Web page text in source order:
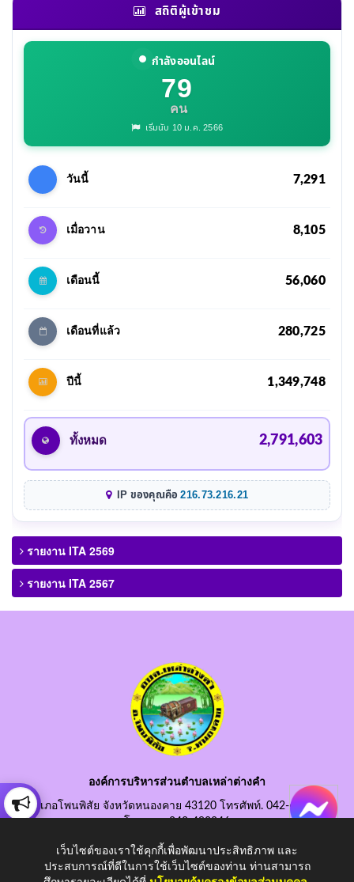
สถิติผู้เข้าชม
กำลังออนไลน์
79
คน
เริ่มนับ 10 ม.ค. 2566
วันนี้ 7,291
เมื่อวาน 8,105
เดือนนี้ 56,060
เดือนที่แล้ว 280,725
ปีนี้ 1,349,748
ทั้งหมด 2,791,603
IP ของคุณคือ216.73.216.21
รายงาน ITA 2569
รายงาน ITA 2567
องค์การบริหารส่วนตำบลเหล่าต่างคำ
อำเภอโพนพิสัย จังหวัดหนองคาย 43120 โทรศัพท์. 042-490845
โทรสาร. 042-490846
อีเมลกลาง. saraban@laotangkham.go.th
เว็บไซต์ของเราใช้คุกกี้เพื่อพัฒนาประสิทธิภาพ และ
ประสบการณ์ที่ดีในการใช้เว็บไซต์ของท่าน ท่านสามารถ